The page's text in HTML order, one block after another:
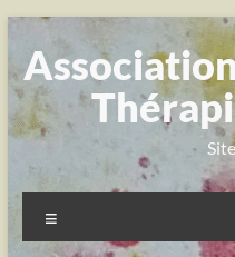
Aller
contenu